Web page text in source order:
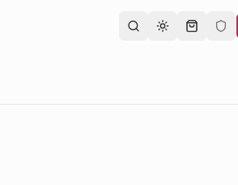
Toggle theme